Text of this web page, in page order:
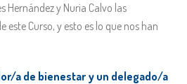
Hernández y Nuria Calvo las
este Curso, y esto es lo que nos han
a de bienestar y un delegado/a